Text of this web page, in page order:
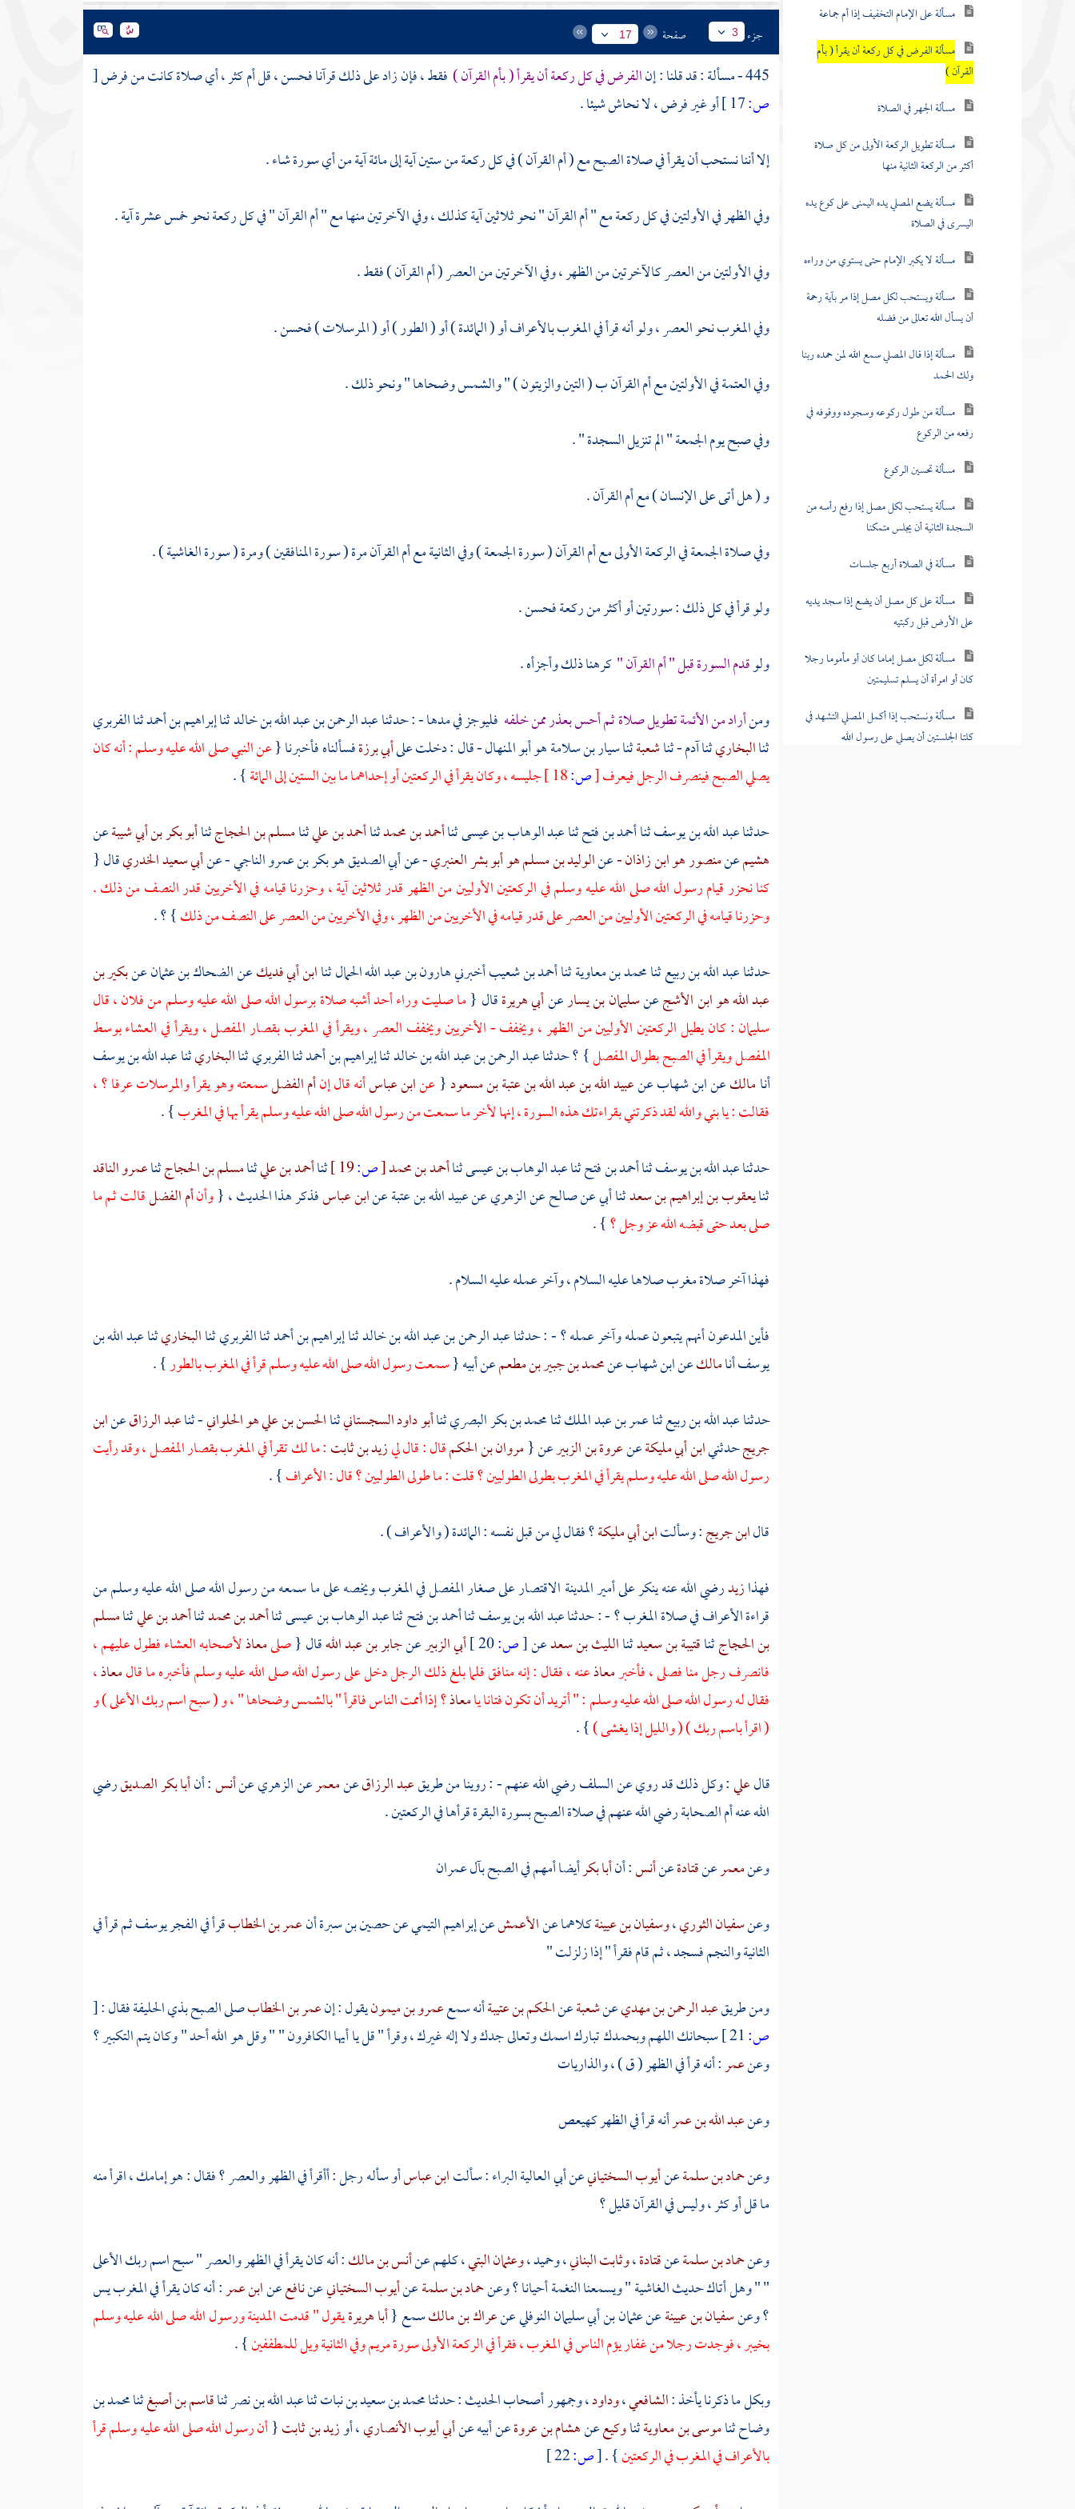
مسألة على الإمام التخفيف إذا أم جماعة
مسألة الفرض في كل ركعة أن يقرأ ( بأم
القرآن )
مسألة الجهر في الصلاة
مسألة تطويل الركعة الأولى من كل صلاة
أكثر من الركعة الثانية منها
مسألة يضع المصلي يده اليمنى على كوع يده
اليسرى في الصلاة
مسألة لا يكبر الإمام حتى يستوي من وراءه
مسألة ويستحب لكل مصل إذا مر بآية رحمة
أن يسأل الله تعالى من فضله
مسألة إذا قال المصلي سمع الله لمن حمده ربنا
ولك الحمد
مسألة من طول ركوعه وسجوده ووقوفه في
رفعه من الركوع
مسألة تحسين الركوع
مسألة يستحب لكل مصل إذا رفع رأسه من
السجدة الثانية أن يجلس متمكنا
مسألة في الصلاة أربع جلسات
مسألة على كل مصل أن يضع إذا سجد يديه
على الأرض قبل ركبتيه
مسألة لكل مصل إماما كان أو مأموما رجلا
كان أو امرأة أن يسلم تسليمتين
مسألة ونستحب إذا أكمل المصلي التشهد في
كلتا الجلستين أن يصلي على رسول الله
جزء 3 صفحة 17
445 - مسألة : قد قلنا : إن الفرض في كل ركعة أن يقرأ ( بأم القرآن )فقط ، فإن زاد على ذلك قرآنا فحسن ، قل أم كثر ، أي صلاة كانت من فرض[
ص:
أو غير فرض ، لا نحاش شيئا .
إلا أننا نستحب أن يقرأ في صلاة الصبح مع ( أم القرآن ) في كل ركعة من ستين آية إلى مائة آية من أي سورة شاء .
وفي الظهر في الأولتين في كل ركعة مع " أم القرآن " نحو ثلاثين آية كذلك ، وفي الآخرتين منها مع " أم القرآن " في كل ركعة نحو خمس عشرة آية .
وفي الأولتين من العصر كالآخرتين من الظهر ، وفي الآخرتين من العصر ( أم القرآن ) فقط .
وفي المغرب نحو العصر ، ولو أنه قرأ في المغرب بالأعراف أو ( المائدة ) أو ( الطور ) أو ( المرسلات ) فحسن .
وفي العتمة في الأولتين مع أم القرآن ب ( التين والزيتون ) " والشمس وضحاها " ونحو ذلك .
وفي صبح يوم الجمعة " الم تنزيل السجدة " .
و ( هل أتى على الإنسان ) مع أم القرآن .
وفي صلاة الجمعة في الركعة الأولى مع أم القرآن ( سورة الجمعة ) وفي الثانية مع أم القرآن مرة ( سورة المنافقين ) ومرة ( سورة الغاشية ) .
ولو قرأ في كل ذلك : سورتين أو أكثر من ركعة فحسن .
ولوقدم السورة قبل " أم القرآن "كرهنا ذلك وأجزأه .
ومنأراد من الأئمة تطويل صلاة ثم أحس بعذر ممن خلفه فليوجز في مدها - : حدثناعبد الرحمن بن عبد الله بن خالدثناإبراهيم بن أحمدثناالفربري
ثناالبخاريثناآدم -ثناشعبةثناسيار بن سلامة هو أبو المنهال- قال : دخلت علىأبي برزةفسألناه فأخبرنا {عن النبي صلى الله عليه وسلم : أنه كان
يصلي الصبح فينصرف الرجل فيعرف[ص: جليسه ، وكان يقرأ في الركعتين أو إحداهما ما بين الستين إلى المائة} .
حدثناعبد الله بن يوسفثناأحمد بن فتحثناعبد الوهاب بن عيسىثناأحمد بن محمدثناأحمد بن عليثنامسلم بن الحجاجثناأبو بكر بن أبي شيبةعن
هشيمعنمنصور هو ابن زاذان -عنالوليد بن مسلم هو أبو بشر العنبري- عنأبي الصديق هو بكر بن عمرو الناجي- عنأبي سعيد الخدريقال {
كنا نحزر قيام رسول الله صلى الله عليه وسلم في الركعتين الأوليين من الظهر قدر ثلاثين آية ، وحزرنا قيامه في الأخريين قدر النصف من ذلك .
وحزرنا قيامه في الركعتين الأوليين من العصر على قدر قيامه في الأخريين من الظهر ، وفي الأخريين من العصر على النصف من ذلك} ؟ .
حدثناعبد الله بن ربيعثنامحمد بن معاويةثناأحمد بن شعيبأخبرنيهارون بن عبد الله الحمالثناابن أبي فديكعنالضحاك بن عثمانعنبكير بن
عبد الله هو ابن الأشجعنسليمان بن يسارعنأبي هريرةقال {ما صليت وراء أحد أشبه صلاة برسول الله صلى الله عليه وسلم من فلان ، قال
سليمان: كان يطيل الركعتين الأوليين من الظهر ، ويخفف - الأخريين ويخفف العصر ، ويقرأ في المغرب بقصار المفصل ، ويقرأ في العشاء بوسط
المفصل ويقرأ في الصبح بطوال المفصل} ؟ حدثناعبد الرحمن بن عبد الله بن خالدثناإبراهيم بن أحمدثناالفربريثناالبخاريثناعبد الله بن يوسف
أنامالكعنابن شهابعنعبيد الله بن عبد الله بن عتبة بن مسعود{عنابن عباسأنه قال إنأم الفضلسمعته وهو يقرأ والمرسلات عرفا ؟ ،
فقالت : يا بني والله لقد ذكرتني بقراءتك هذه السورة ، إنها لأخر ما سمعت من رسول الله صلى الله عليه وسلم يقرأ بها في المغرب} .
حدثناعبد الله بن يوسفثناأحمد بن فتحثناعبد الوهاب بن عيسىثناأحمد بن محمد[ص: ثناأحمد بن عليثنامسلم بن الحجاجثناعمرو الناقد
ثنايعقوب بن إبراهيم بن سعدثنا أبي عنصالحعنالزهريعنعبيد الله بن عتبةعنابن عباسفذكر هذا الحديث ، {وأنأم الفضلقالت ثم ما
صلى بعد حتى قبضه الله عز وجل ؟} .
فهذا آخر صلاة مغرب صلاها عليه السلام ، وآخر عمله عليه السلام .
فأين المدعون أنهم يتبعون عمله وآخر عمله ؟ - : حدثناعبد الرحمن بن عبد الله بن خالدثناإبراهيم بن أحمدثناالفربريثناالبخاريثناعبد الله بن
يوسفأنامالكعنابن شهابعنمحمد بن جبير بن مطعمعن أبيه {سمعت رسول الله صلى الله عليه وسلم قرأ في المغرب بالطور} .
حدثناعبد الله بن ربيعثناعمر بن عبد الملكثنامحمد بن بكر البصريثناأبو داود السجستانيثناالحسن بن علي هو الحلواني- ثناعبد الرزاقعنابن
جريجحدثنيابن أبي مليكةعنعروة بن الزبيرعن {مروان بن الحكمقال : قال ليزيد بن ثابت: ما لك تقرأ في المغرب بقصار المفصل ، وقد رأيت
رسول الله صلى الله عليه وسلم يقرأ في المغرب بطولى الطوليين ؟ قلت : ما طولى الطوليين ؟ قال : الأعراف} .
قالابن جريج: وسألتابن أبي مليكة؟ فقال لي من قبل نفسه : المائدة ( والأعراف ) .
فهذازيدرضي الله عنه ينكر على أميرالمدينةالاقتصار على صغار المفصل في المغرب ويخصه على ما سمعه من رسول الله صلى الله عليه وسلم من
قراءة الأعراف في صلاة المغرب ؟ - : حدثناعبد الله بن يوسفثناأحمد بن فتحثناعبد الوهاب بن عيسىثناأحمد بن محمدثناأحمد بن عليثنامسلم
بن الحجاجثناقتيبة بن سعيدثناالليث بن سعدعن[ص: أبي الزبيرعنجابر بن عبد اللهقال {صلىمعاذلأصحابه العشاء فطول عليهم ،
فانصرف رجل منا فصلى ، فأخبرمعاذعنه ، فقال : إنه منافق فلما بلغ ذلك الرجل دخل على رسول الله صلى الله عليه وسلم فأخبره ما قالمعاذ،
فقال له رسول الله صلى الله عليه وسلم : " أتريد أن تكون فتانا يامعاذ؟ إذا أممت الناس فاقرأ " بالشمس وضحاها " ، و ( سبح اسم ربك الأعلى ) و
( اقرأ باسم ربك ) ( والليل إذا يغشى )} .
قالعلي: وكل ذلك قد روي عن السلف رضي الله عنهم - : روينا من طريقعبد الرزاقعنمعمرعنالزهريعنأنس: أنأبا بكر الصديقرضي
الله عنه أم الصحابة رضي الله عنهم في صلاة الصبح بسورة البقرة قرأها في الركعتين .
وعنمعمرعنقتادةعنأنس: أنأبا بكرأيضا أمهم في الصبح بآل عمران
وعنسفيان الثوري،وسفيان بن عيينةكلاهما عنالأعمشعنإبراهيم التيميعنحصين بن سبرةأنعمر بن الخطابقرأ في الفجر يوسف ثم قرأ في
الثانية والنجم فسجد ، ثم قام فقرأ " إذا زلزلت "
ومن طريقعبد الرحمن بن مهديعنشعبةعنالحكم بن عتيبةأنه سمععمرو بن ميمونيقول : إنعمر بن الخطابصلى الصبحبذي الحليفةفقال :[
ص:
سبحانك اللهم وبحمدك تبارك اسمك وتعالى جدك ولا إله غيرك ، وقرأ " قل يا أيها الكافرون " " وقل هو الله أحد " وكان يتم التكبير ؟
وعنعمر: أنه قرأ في الظهر ( ق ) ، والذاريات
وعنعبد الله بن عمرأنه قرأ في الظهر كهيعص
وعنحماد بن سلمةعنأيوب السختيانيعنأبي العالية البراء: سألتابن عباسأو سأله رجل : أأقرأ في الظهر والعصر ؟ فقال : هو إمامك ، اقرأ منه
ما قل أو كثر ، وليس في القرآن قليل ؟
وعنحماد بن سلمةعنقتادة،وثابت البناني،وحميد،وعثمان البتي، كلهم عنأنس بن مالك: أنه كان يقرأ في الظهر والعصر " سبح اسم ربك الأعلى
" " وهل أتاك حديث الغاشية " ويسمعنا النغمة أحيانا ؟ وعنحماد بن سلمةعنأيوب السختيانيعننافععنابن عمر: أنه كان يقرأ في المغرب يس
؟ وعنسفيان بن عيينةعنعثمان بن أبي سليمان النوفليعنعراك بن مالكسمع {أبا هريرةيقول " قدمتالمدينةورسول الله صلى الله عليه وسلم
بخيبر، فوجدت رجلا منغفاريؤم الناس في المغرب ، فقرأ في الركعة الأولى سورة مريم وفي الثانية ويل للمطففين} .
وبكل ما ذكرنا يأخذ :الشافعي،وداود، وجمهور أصحاب الحديث : حدثنامحمد بن سعيد بن نباتثناعبد الله بن نصرثناقاسم بن أصبغثنامحمد بن
وضاحثناموسى بن معاويةثناوكيععنهشام بن عروةعن أبيه عنأبي أيوب الأنصاري، أوزيد بن ثابت{أن رسول الله صلى الله عليه وسلم قرأ
بالأعراف في المغرب في الركعتين} .
[ص: